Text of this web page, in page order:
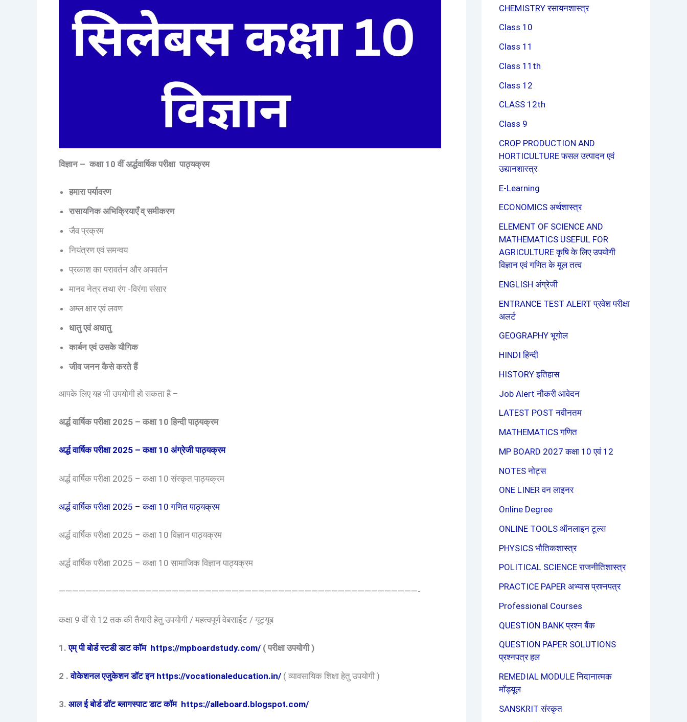
विज्ञान – कक्षा 10 वीं अर्द्धवार्षिक परीक्षा पाठ्यक्रम
हमारा पर्यावरण
रासायनिक अभिक्रियाएँ व् समीकरण
जैव प्रक्रम
नियंत्रण एवं समन्वय
प्रकाश का परावर्तन और अपवर्तन
मानव नेत्र तथा रंग -विरंगा संसार
अम्ल क्षार एवं लवण
धातु एवं अधातु
कार्बन एवं उसके यौगिक
जीव जनन कैसे करते हैं
आपके लिए यह भी उपयोगी हो सकता है –
अर्द्ध वार्षिक परीक्षा 2025 – कक्षा 10 हिन्दी पाठ्यक्रम
अर्द्ध वार्षिक परीक्षा 2025 – कक्षा 10 अंग्रेजी पाठ्यक्रम
अर्द्ध वार्षिक परीक्षा 2025 – कक्षा 10 संस्कृत पाठ्यक्रम
अर्द्ध वार्षिक परीक्षा 2025 – कक्षा 10 गणित पाठ्यक्रम
अर्द्ध वार्षिक परीक्षा 2025 – कक्षा 10 विज्ञान पाठ्यक्रम
अर्द्ध वार्षिक परीक्षा 2025 – कक्षा 10 सामाजिक विज्ञान पाठ्यक्रम
——————————————————————————————————————————————————————-
कक्षा 9 वीं से 12 तक की तैयारी हेतु उपयोगी / महत्वपूर्ण वेबसाईट / यूट्यूब
1. एम् पी बोर्ड स्टडी डाट कॉम https://mpboardstudy.com/( परीक्षा उपयोगी )
2 .वोकेशनल एजुकेशन डॉट इन https://vocationaleducation.in/( व्यावसायिक शिक्षा हेतु उपयोगी )
3. आल ई बोर्ड डॉट ब्लागस्पाट डाट कॉम https://alleboard.blogspot.com/
CHEMISTRY रसायनशास्त्र
Class 10
Class 11
Class 11th
Class 12
CLASS 12th
Class 9
CROP PRODUCTION AND
HORTICULTURE फसल उत्पादन एवं
उद्यानशास्त्र
E-Learning
ECONOMICS अर्थशास्त्र
ELEMENT OF SCIENCE AND
MATHEMATICS USEFUL FOR
AGRICULTURE कृषि के लिए उपयोगी
विज्ञान एवं गणित के मूल तत्व
ENGLISH अंग्रेजी
ENTRANCE TEST ALERT प्रवेश परीक्षा
अलर्ट
GEOGRAPHY भूगोल
HINDI हिन्दी
HISTORY इतिहास
Job Alert नौकरी आवेदन
LATEST POST नवीनतम
MATHEMATICS गणित
MP BOARD 2027 कक्षा 10 एवं 12
NOTES नोट्स
ONE LINER वन लाइनर
Online Degree
ONLINE TOOLS ऑनलाइन टूल्स
PHYSICS भौतिकशास्त्र
POLITICAL SCIENCE राजनीतिशास्त्र
PRACTICE PAPER अभ्यास प्रश्नपत्र
Professional Courses
QUESTION BANK प्रश्न बैंक
QUESTION PAPER SOLUTIONS
प्रश्नपत्र हल
REMEDIAL MODULE निदानात्मक
मॉड्यूल
SANSKRIT संस्कृत